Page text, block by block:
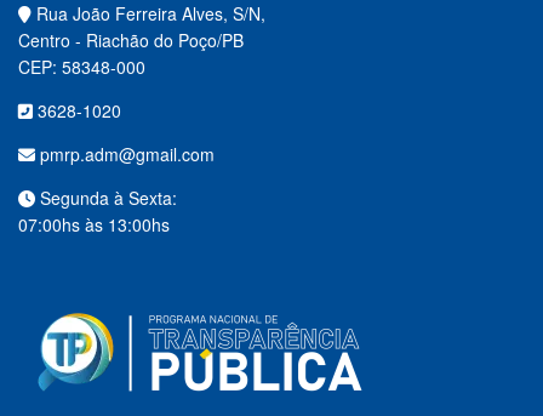
Rua João Ferreira Alves, S/N,
Centro - Riachão do Poço/PB
CEP: 58348-000
3628-1020
pmrp.adm@gmail.com
Segunda à Sexta:
07:00hs às 13:00hs